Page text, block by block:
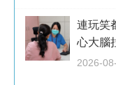
連玩笑
心大腦
2026-